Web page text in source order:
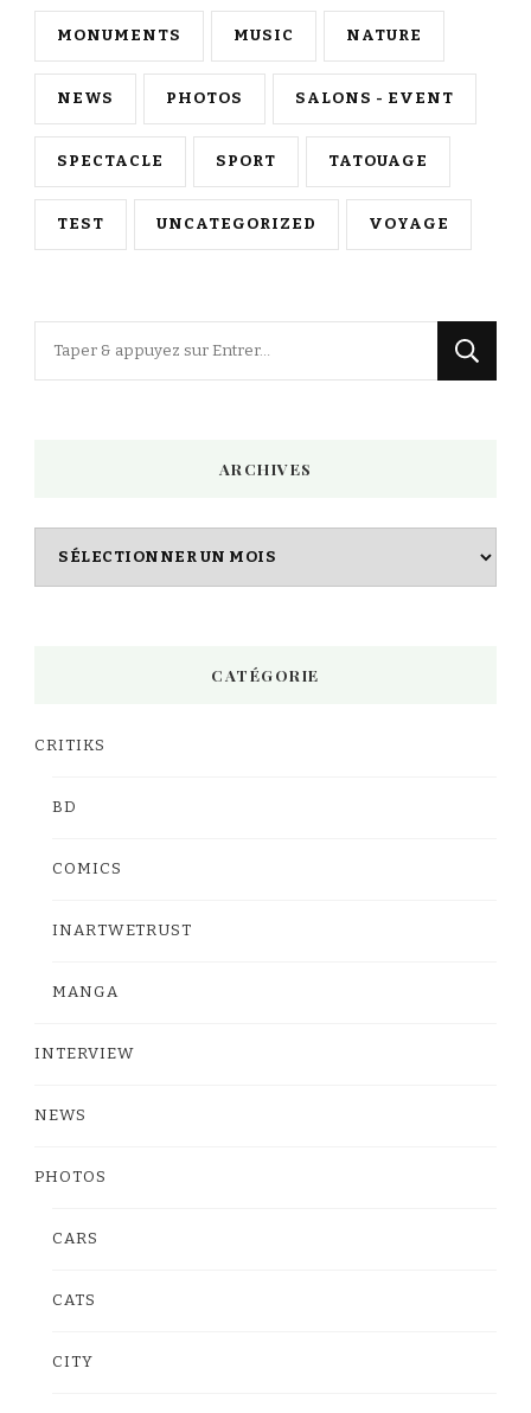
MONUMENTS MUSIC NATURE
NEWS PHOTOS SALONS - EVENT
SPECTACLE SPORT TATOUAGE
TEST UNCATEGORIZED VOYAGE
ARCHIVES
Archives
CATÉGORIE
CRITIKS
BD
COMICS
INARTWETRUST
MANGA
INTERVIEW
NEWS
PHOTOS
CARS
CATS
CITY